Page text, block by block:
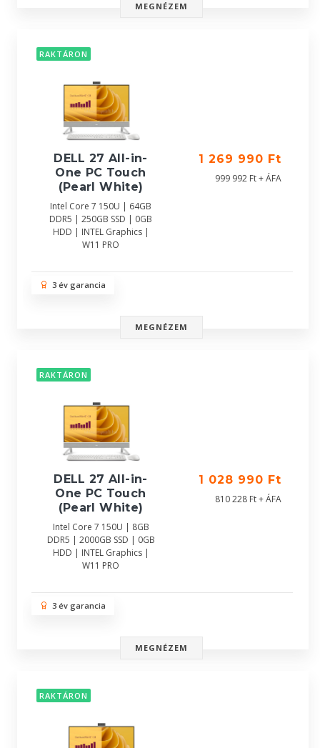
MEGNÉZEM
RAKTÁRON
DELL 27 All-in-
One PC Touch
(Pearl White)
Intel Core 7 150U | 64GB
DDR5 | 250GB SSD | 0GB
HDD | INTEL Graphics |
W11 PRO
1 269 990 Ft
999 992 Ft + ÁFA
3 év garancia
MEGNÉZEM
RAKTÁRON
DELL 27 All-in-
One PC Touch
(Pearl White)
Intel Core 7 150U | 8GB
DDR5 | 2000GB SSD | 0GB
HDD | INTEL Graphics |
W11 PRO
1 028 990 Ft
810 228 Ft + ÁFA
3 év garancia
MEGNÉZEM
RAKTÁRON